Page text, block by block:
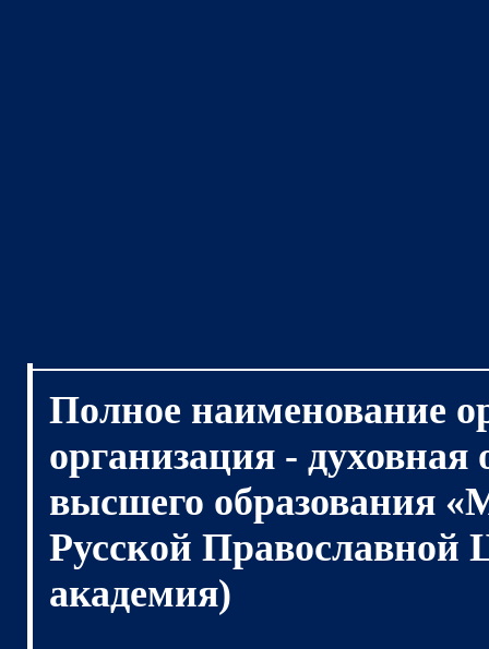
Полное наименование
организация - духовная
высшего образования
Русской Православной
академия)